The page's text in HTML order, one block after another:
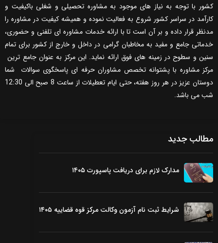
کشور با توجه به نیاز های موجود به مشاوره تحصیلی و شغلی باکیفیت و
کارآمد در سراسر کشور شروع به فعالیت نموده و همیشه کیفیت در مشاوره را
مدنظر قرار داده و بر آن است تا با ارائه خدمات مشاوره ای تلفنی و حضوری،
خدماتی جامع و مفید به مخاطبان گرامی در داخل و خارج از کشور برای تمام
سنین و سطوح در زمینه های فوق ارائه نماید. این مرکز به عنوان جامع ترین
مرکز مشاوره با پشتوانه تخصص مشاوران حرفه ای پاسخگوی سوالات شما
دوستان عزیز در هر روز هفته، حتی ایام تعطیلات از ساعت 8 صبح الی 12:30
شب می باشد.
مطالب جدید
مدارک لازم برای دریافت پاسپورت ۱۴۰۵
شرایط ثبت نام آزمون وکالت مرکز قوه قضاییه ۱۴۰۵